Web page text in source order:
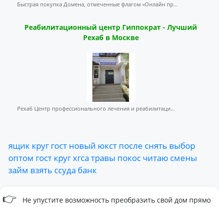
Быстрая покупка Домена, отмеченные флагом «Онлайн пр...
Реабилитационный центр Гиппократ - Лучший
Рехаб в Москве
Рехаб Центр профессионального лечения и реабилитаци...
ящик круг гост новый юкст после снять выбор
оптом гост кругхгса травы покос читаю смены
займ взять ссуда банк
👉
Не упустите возможность преобразить свой дом прямо